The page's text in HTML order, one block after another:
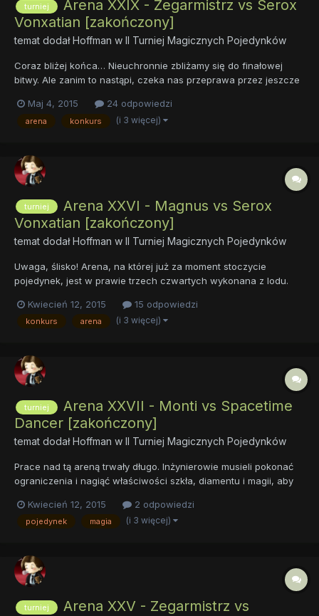
turniej
Arena XXIX - Zegarmistrz vs Serox
Vonxatian [zakończony]
temat dodałHoffman w II Turniej Magicznych Pojedynków
Coraz bliżej końca… Nieuchronnie zbliżamy się do finałowej
bitwy. Ale zanim to nastąpi, czeka nas przeprawa przez jeszcze
musieli zmierzyć się magowie, była olbrzymich rozmiarów klatka
schodowa. Ktokolwiek ją projektow...
Maj 4, 2015 24 odpowiedzi
arena konkurs (i 3 więcej)
turniej
Arena XXVI - Magnus vs Serox
Vonxatian [zakończony]
temat dodałHoffman w II Turniej Magicznych Pojedynków
Uwaga, ślisko! Arena, na której już za moment stoczycie
pojedynek, jest w prawie trzech czwartych wykonana z lodu.
natomiast ściany i podtrzymujące sklepienie filary pokrywały
lodowe żyły, wewnątrz których wciąż płynęła woda. A brała...
Kwiecień 12, 2015 15 odpowiedzi
konkurs arena (i 3 więcej)
turniej
Arena XXVII - Monti vs Spacetime
Dancer [zakończony]
temat dodałHoffman w II Turniej Magicznych Pojedynków
Prace nad tą areną trwały długo. Inżynierowie musieli pokonać
ograniczenia i nagiąć właściwości szkła, diamentu i magii, aby
widzów, jak i pojedynkowiczów. Właśnie zagrzmiały trąby
obwieszczające rozpoczęcie kolejnego starcia. Przec...
Kwiecień 12, 2015 2 odpowiedzi
pojedynek magia (i 3 więcej)
turniej
Arena XXV - Zegarmistrz vs